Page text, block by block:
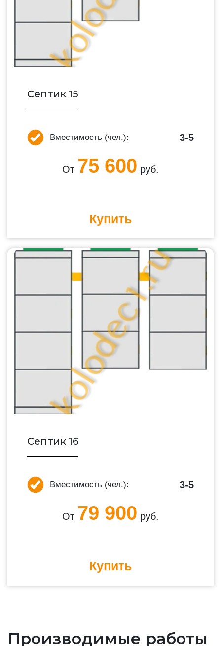
Септик 15
Вместимость (чел.): 3-5
От 75 600 руб.
Купить
Септик 16
Вместимость (чел.): 3-5
От 79 900 руб.
Купить
Производимые работы